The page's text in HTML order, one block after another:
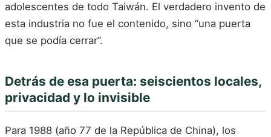
adolescentes de todo Taiwán. El verdadero invento de
esta industria no fue el contenido, sino “una puerta
que se podía cerrar”.
Detrás de esa puerta: seiscientos locales,
privacidad y lo invisible
Para 1988 (año 77 de la República de China), los